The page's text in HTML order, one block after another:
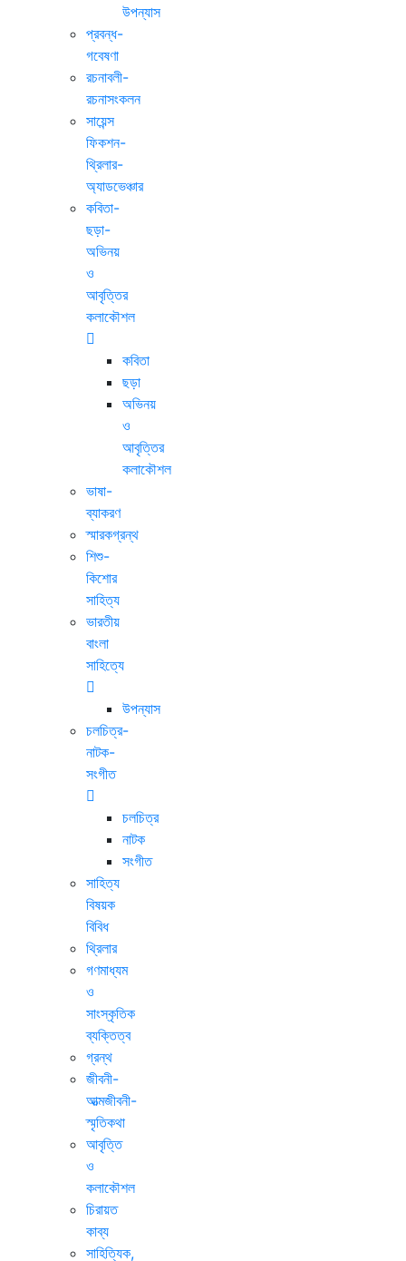
উপন্যাস
প্রবন্ধ-
গবেষণা
রচনাবলী-
রচনাসংকলন
সায়েন্স
ফিকশন-
থ্রিলার-
অ্যাডভেঞ্চার
কবিতা-
ছড়া-
অভিনয়
ও
আবৃত্তির
কলাকৌশল
কবিতা
ছড়া
অভিনয়
ও
আবৃত্তির
কলাকৌশল
ভাষা-
ব্যাকরণ
স্মারকগ্রন্থ
শিশু-
কিশোর
সাহিত্য
ভারতীয়
বাংলা
সাহিত্যে
উপন্যাস
চলচিত্র-
নাটক-
সংগীত
চলচিত্র
নাটক
সংগীত
সাহিত্য
বিষয়ক
বিবিধ
থ্রিলার
গণমাধ্যম
ও
সাংস্কৃতিক
ব্যক্তিত্ব
গ্রন্থ
জীবনী-
আত্মজীবনী-
স্মৃতিকথা
আবৃত্তি
ও
কলাকৌশল
চিরায়ত
কাব্য
সাহিত্যিক,